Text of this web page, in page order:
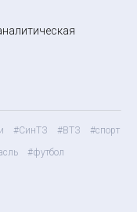
#СинТЗ #ВТЗ
#спорт
#футбол